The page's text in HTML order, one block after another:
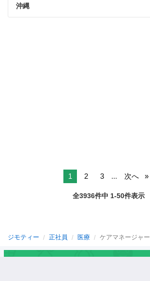
沖縄
1 2 3 ... 次へ
全3936件中 1-50件表示
ジモティー 正社員 医療 ケアマネージャー